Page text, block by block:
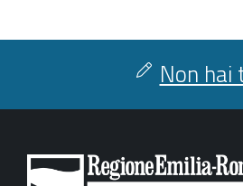
Non hai